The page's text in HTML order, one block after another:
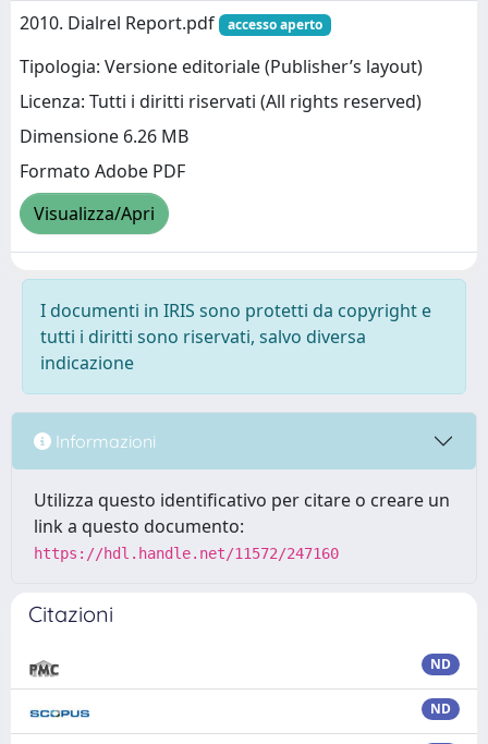
2010. Dialrel Report.pdf
accesso aperto
Tipologia: Versione editoriale (Publisher’s layout)
Licenza: Tutti i diritti riservati (All rights reserved)
Dimensione 6.26 MB
Formato Adobe PDF
Visualizza/Apri
I documenti in IRIS sono protetti da copyright e
tutti i diritti sono riservati, salvo diversa
indicazione
Informazioni
Utilizza questo identificativo per citare o creare un
link a questo documento:
https://hdl.handle.net/11572/247160
Citazioni
ND
ND